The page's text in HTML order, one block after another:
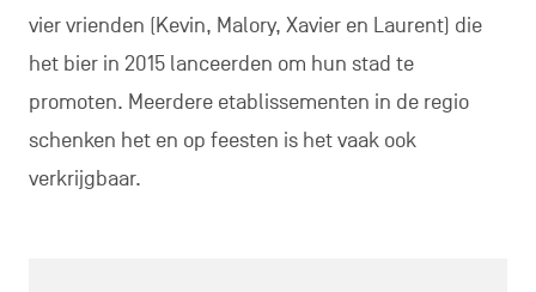
vier vrienden (Kevin, Malory, Xavier en Laurent) die
het bier in 2015 lanceerden om hun stad te
promoten. Meerdere etablissementen in de regio
schenken het en op feesten is het vaak ook
verkrijgbaar.